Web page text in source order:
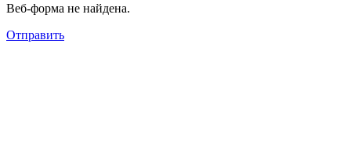
Веб-форма не найдена.
Отправить